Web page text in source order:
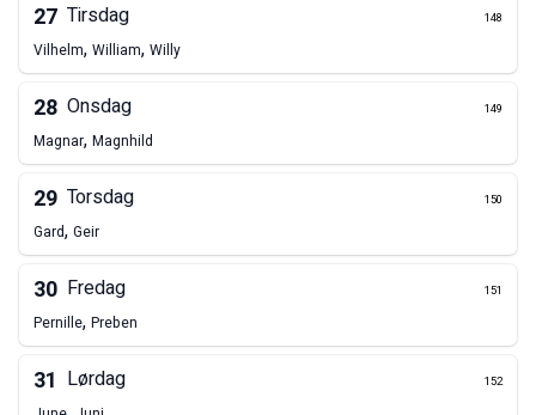
27 Tirsdag 148
Vilhelm, William, Willy
28 Onsdag 149
Magnar, Magnhild
29 Torsdag 150
Gard, Geir
30 Fredag 151
Pernille, Preben
31 Lørdag 152